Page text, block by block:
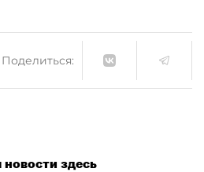
Поделиться:
здесь